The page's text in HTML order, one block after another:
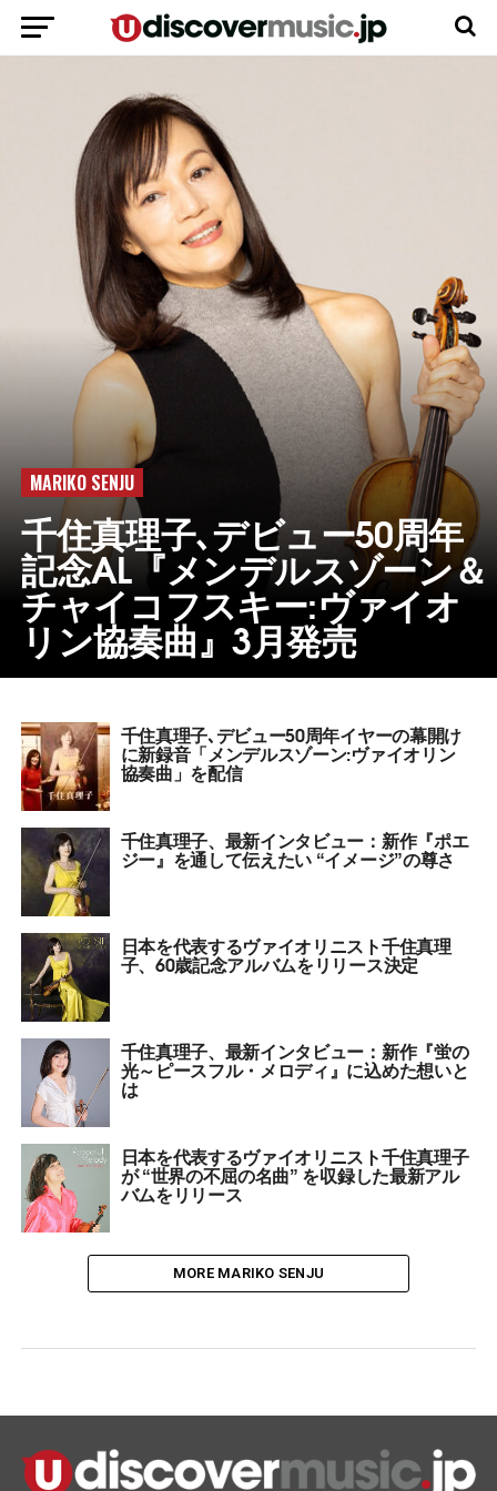
MARIKO SENJU
千住真理子､デビュー50周年
記念AL『メンデルスゾーン＆
チャイコフスキー:ヴァイオ
リン協奏曲』3月発売
千住真理子､デビュー50周年イヤーの幕開け
に新録音「メンデルスゾーン:ヴァイオリン
協奏曲」を配信
千住真理子、最新インタビュー：新作『ポエ
ジー』を通して伝えたい “イメージ”の尊さ
日本を代表するヴァイオリニスト千住真理
子、60歳記念アルバムをリリース決定
千住真理子、最新インタビュー：新作『蛍の
光～ピースフル・メロディ』に込めた想いと
は
日本を代表するヴァイオリニスト千住真理子
が “世界の不屈の名曲” を収録した最新アル
バムをリリース
MORE MARIKO SENJU